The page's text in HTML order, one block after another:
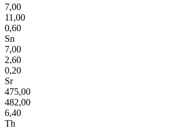
7,00
11,00
0,60
Sn
7,00
2,60
0,20
Sr
475,00
482,00
6,40
Th